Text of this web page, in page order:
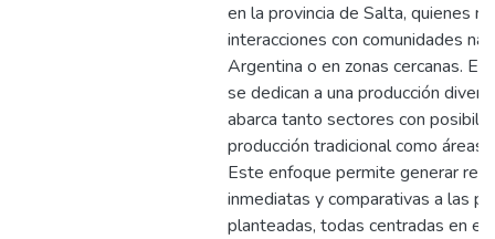
en la provincia de Salta, quienes
interacciones con comunidades
Argentina o en zonas cercanas.
se dedican a una producción
abarca tanto sectores con
producción tradicional como áreas
Este enfoque permite generar
inmediatas y comparativas a las
planteadas, todas centradas en el